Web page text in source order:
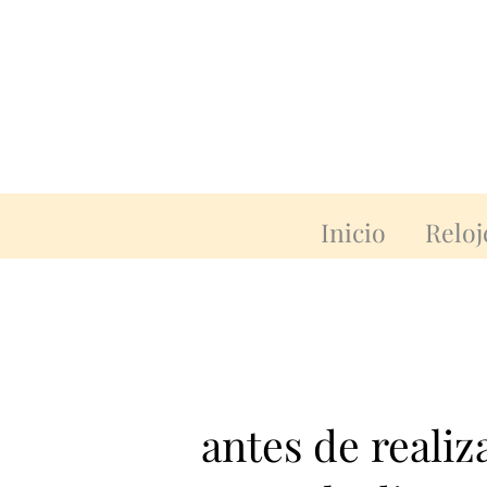
Inicio
antes de